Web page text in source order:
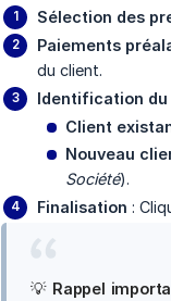
Sélection des
Paiements
du client.
Identification
Client
Nouveau
Société).
Finalisation :
💡 Rappel